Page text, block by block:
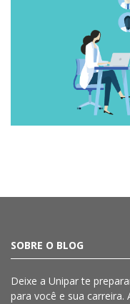
SOBRE O BLOG
Deixe a Uniparte
para você e sua carreira.